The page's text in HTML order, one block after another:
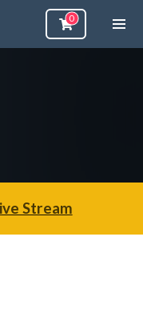
Stream